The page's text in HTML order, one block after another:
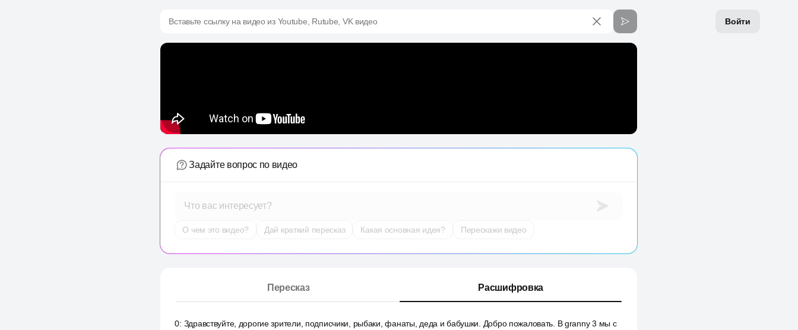
Войти
Вставьте ссылку на видео из Youtube, Rutube, VK видео
Задайте вопрос по видео
Что вас интересует?
О чем это видео? Дай краткий пересказ Какая основная идея? Перескажи видео
Пересказ Расшифровка
0: Здравствуйте, дорогие зрители, подписчики, рыбаки, фанаты, деда и бабушки. Добро пожаловать. В granny 3 мы с